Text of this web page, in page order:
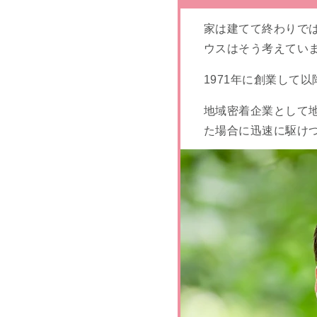
家は建てて終わりで
ウスはそう考えてい
1971年に創業して以
地域密着企業として
た場合に迅速に駆け